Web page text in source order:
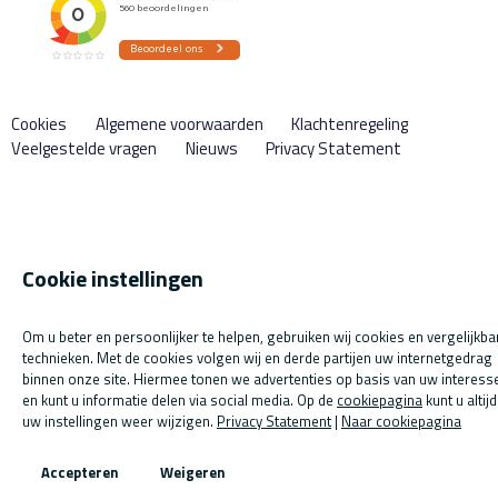
Cookies Algemene voorwaarden
Klachtenregeling
Veelgestelde vragen
Nieuws Privacy Statement
Cookie instellingen
Om u beter en persoonlijker te helpen, gebruiken wij cookies en
technieken. Met de cookies volgen wij en derde partijen uw internetgedrag
binnen onze site. Hiermee tonen we advertenties op basis van uw
en kunt u informatie delen via social media. Op de cookiepagina kunt u altijd
uw instellingen weer wijzigen. Privacy Statement| Naar cookiepagina
Accepteren Weigeren